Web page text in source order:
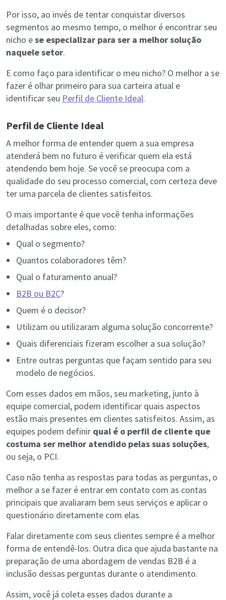
Por isso, ao invés de tentar conquistar diversos
segmentos ao mesmo tempo, o melhor é encontrar seu
nicho ese especializar para ser a melhor solução
naquele setor.
E como faço para identificar o meu nicho? O melhor a se
fazer é olhar primeiro para sua carteira atual e
identificar seu Perfil de Cliente Ideal.
Perfil de Cliente Ideal
A melhor forma de entender quem a sua empresa
atenderá bem no futuro é verificar quem ela está
atendendo bem hoje. Se você se preocupa com a
qualidade do seu processo comercial, com certeza deve
ter uma parcela de clientes satisfeitos.
O mais importante é que você tenha informações
detalhadas sobre eles, como:
Qual o segmento?
Quantos colaboradores têm?
Qual o faturamento anual?
B2B ou B2C?
Quem é o decisor?
Utilizam ou utilizaram alguma solução concorrente?
Quais diferenciais fizeram escolher a sua solução?
Entre outras perguntas que façam sentido para seu
modelo de negócios.
Com esses dados em mãos, seu marketing, junto à
equipe comercial, podem identificar quais aspectos
estão mais presentes em clientes satisfeitos. Assim, as
equipes podem definir qual é o perfil de cliente que
costuma ser melhor atendido pelas suas soluções,
ou seja, o PCI.
Caso não tenha as respostas para todas as perguntas, o
melhor a se fazer é entrar em contato com as contas
principais que avaliaram bem seus serviços e aplicar o
questionário diretamente com elas.
Falar diretamente com seus clientes sempre é a melhor
forma de entendê-los. Outra dica que ajuda bastante na
preparação de uma abordagem de vendas B2B é a
inclusão dessas perguntas durante o atendimento.
Assim, você já coleta esses dados durante a